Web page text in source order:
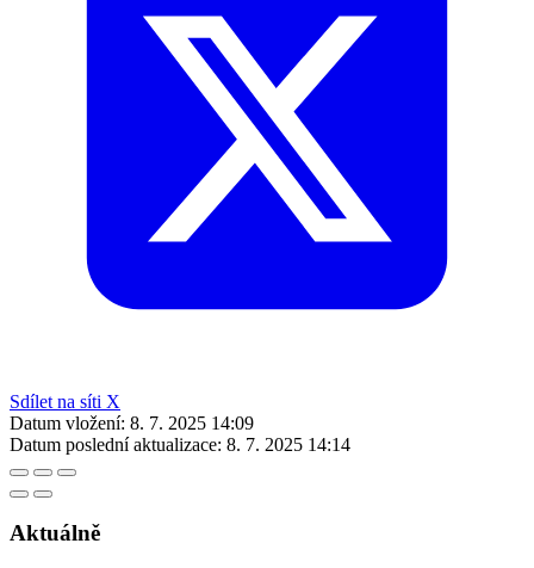
Sdílet na síti X
Datum vložení: 8. 7. 2025 14:09
Datum poslední aktualizace: 8. 7. 2025 14:14
Aktuálně